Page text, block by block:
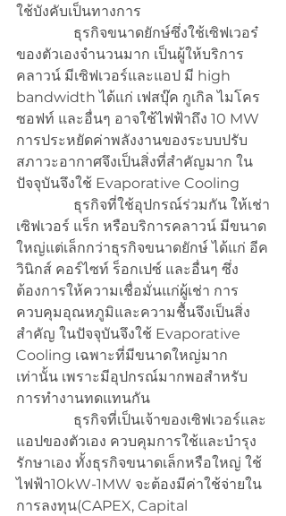
ใช้บังคับเป็นทางการ
ของตัวเองจำนวนมาก เป็นผู้ให้บริการ
คลาวน์ มีเซิฟเวอร์และแอป มี high
bandwidth ได้แก่ เฟสบุ๊ค กูเกิล ไมโคร
ซอฟท์ และอื่นๆ อาจใช้ไฟฟ้าถึง 10 MW
การประหยัดค่าพลังงานของระบบปรับ
สภาวะอากาศจึงเป็นสิ่งที่สำคัญมาก ใน
ปัจจุบันจึงใช้ Evaporative Cooling
เซิฟเวอร์ แร็ก หรือบริการคลาวน์ มีขนาด
ใหญ่แต่เล็กกว่าธุรกิจขนาดยักษ์ ได้แก่ อีค
วินิกส์ คอร์ไซท์ ร็อกเปซ์ และอื่นๆ ซึ่ง
ต้องการให้ความเชื่อมั่นแก่ผู้เช่า การ
ควบคุมอุณหภูมิและความชื้นจึงเป็นสิ่ง
สำคัญ ในปัจจุบันจึงใช้ Evaporative
Cooling เฉพาะที่มีขนาดใหญ่มาก
เท่านั้น เพราะมีอุปกรณ์มากพอสำหรับ
การทำงานทดแทนกัน
แอปของตัวเอง ควบคุมการใช้และบำรุง
รักษาเอง ทั้งธุรกิจขนาดเล็กหรือใหญ่ ใช้
ไฟฟ้า10kW-1MW จะต้องมีค่าใช้จ่ายใน
การลงทุน(CAPEX, Capital